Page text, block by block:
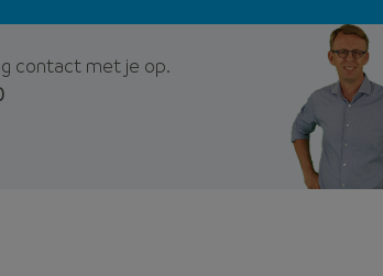
contact met je op.